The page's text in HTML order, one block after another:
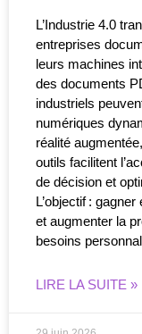
L’Industrie 4.0
entreprises
leurs machines
des documents
industriels
numériques
réalité
outils facilitent
de décision et
L’objectif :
et augmenter la
besoins
LIRE LA SUITE »